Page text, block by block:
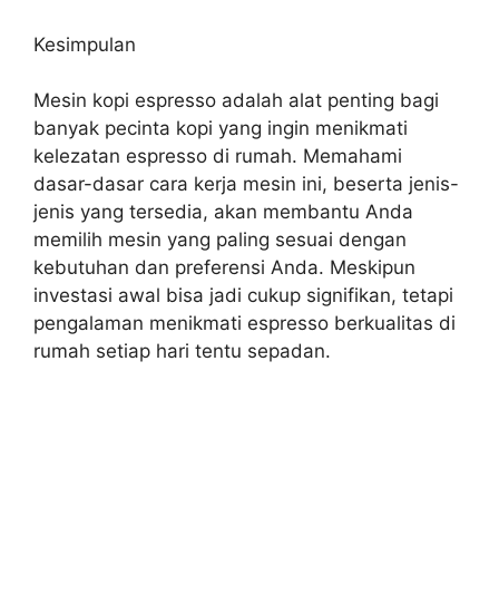
Kesimpulan
Mesin kopi espresso adalah alat penting bagi
banyak pecinta kopi yang ingin menikmati
kelezatan espresso di rumah. Memahami
dasar-dasar cara kerja mesin ini, beserta jenis-
jenis yang tersedia, akan membantu Anda
memilih mesin yang paling sesuai dengan
kebutuhan dan preferensi Anda. Meskipun
investasi awal bisa jadi cukup signifikan, tetapi
pengalaman menikmati espresso berkualitas di
rumah setiap hari tentu sepadan.